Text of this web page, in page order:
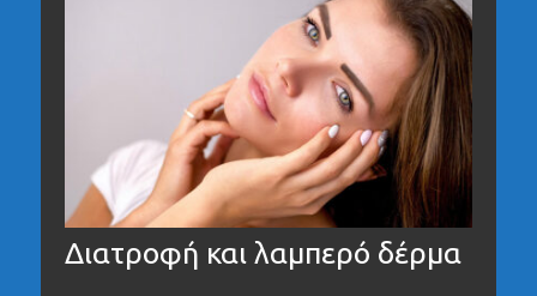
Διατροφή και λαμπερό δέρμα